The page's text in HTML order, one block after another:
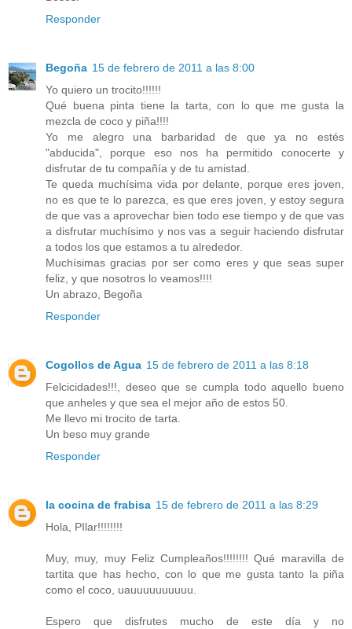
Responder
Begoña 15 de febrero de 2011 a las 8:00
Yo quiero un trocito!!!!!!
Qué buena pinta tiene la tarta, con lo que me gusta la
mezcla de coco y piña!!!!
Yo me alegro una barbaridad de que ya no estés
"abducida", porque eso nos ha permitido conocerte y
disfrutar de tu compañía y de tu amistad.
Te queda muchísima vida por delante, porque eres joven,
no es que te lo parezca, es que eres joven, y estoy segura
de que vas a aprovechar bien todo ese tiempo y de que vas
a disfrutar muchísimo y nos vas a seguir haciendo disfrutar
a todos los que estamos a tu alrededor.
Muchísimas gracias por ser como eres y que seas super
feliz, y que nosotros lo veamos!!!!
Un abrazo, Begoña
Responder
Cogollos de Agua 15 de febrero de 2011 a las 8:18
Felcicidades!!!, deseo que se cumpla todo aquello bueno
que anheles y que sea el mejor año de estos 50.
Me llevo mi trocito de tarta.
Un beso muy grande
Responder
la cocina de frabisa 15 de febrero de 2011 a las 8:29
Hola, PIlar!!!!!!!!
Muy, muy, muy Feliz Cumpleaños!!!!!!!! Qué maravilla de
tartita que has hecho, con lo que me gusta tanto la piña
como el coco, uauuuuuuuuuu.
Espero que disfrutes mucho de este día y no